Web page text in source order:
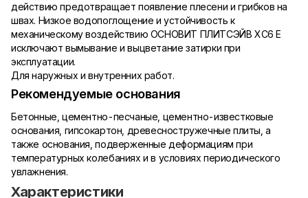
действию предотвращает появление плесени и грибков на
швах. Низкое водопоглощение и устойчивость к
механическому воздействию ОСНОВИТ ПЛИТСЭЙВ ХС6 Е
исключают вымывание и выцветание затирки при
эксплуатации.
Для наружных и внутренних работ.
Рекомендуемые основания
Бетонные, цементно-песчаные, цементно-известковые
основания, гипсокартон, древесностружечные плиты, а
также основания, подверженные деформациям при
температурных колебаниях и в условиях периодического
увлажнения.
Характеристики